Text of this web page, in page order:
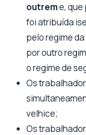
outreme, que
foi atribuída
pelo regime
por outro
o regime de
Os
velhice;
Os